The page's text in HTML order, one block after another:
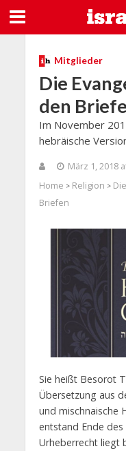
Mitglieder
Die
den
Im November
hebräische
März 1, 2018
Home > Religion >
Briefen
Sie heißt Besorot
Übersetzung aus
und mischnaische
entstand Ende des
Urheberrecht liegt